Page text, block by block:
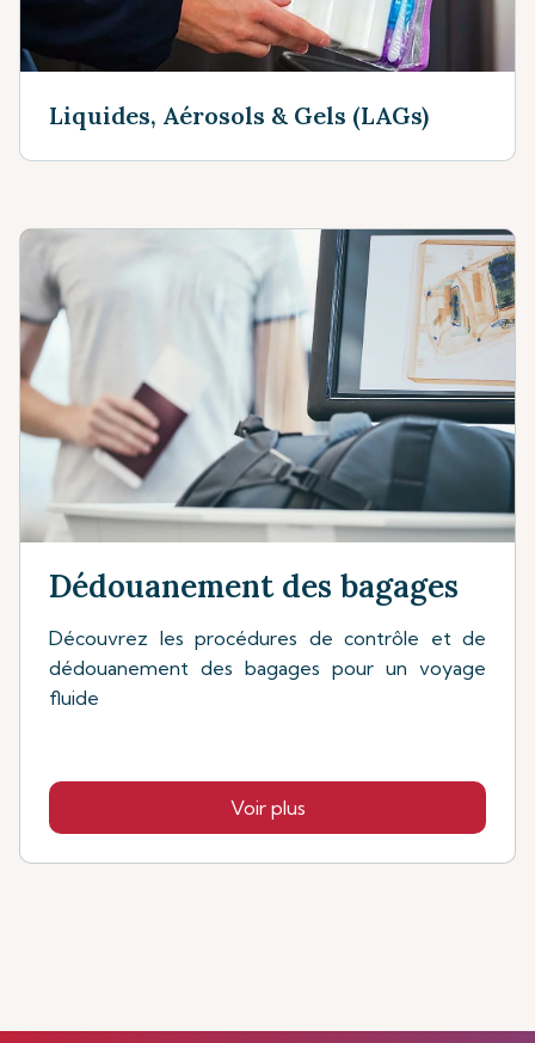
Liquides, Aérosols & Gels (LAGs)
Dédouanement des bagages
Découvrez les procédures de contrôle et de
dédouanement des bagages pour un voyage
fluide
Voir plus